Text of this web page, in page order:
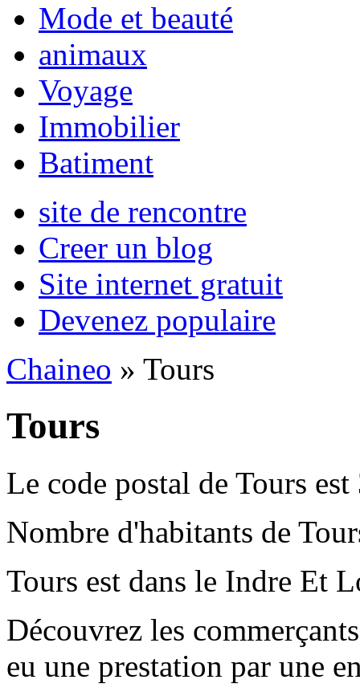
Mode et beauté
animaux
Voyage
Immobilier
Batiment
site de rencontre
Creer un blog
Site internet gratuit
Devenez populaire
Chaineo » Tours
Tours
Le code postal de Tours
Nombre d'habitants de
Tours est dans le Indre Et
Découvrez les
eu une prestation par une